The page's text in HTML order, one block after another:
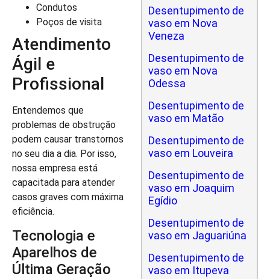
Condutos
Poços de visita
Atendimento
Ágil e
Profissional
Entendemos que
problemas de obstrução
podem causar transtornos
no seu dia a dia. Por isso,
nossa empresa está
capacitada para atender
casos graves com máxima
eficiência.
Tecnologia e
Aparelhos de
Última Geração
Desentupimento de
vaso em Nova
Veneza
Desentupimento de
vaso em Nova
Odessa
Desentupimento de
vaso em Matão
Desentupimento de
vaso em Louveira
Desentupimento de
vaso em Joaquim
Egídio
Desentupimento de
vaso em Jaguariúna
Desentupimento de
vaso em Itupeva